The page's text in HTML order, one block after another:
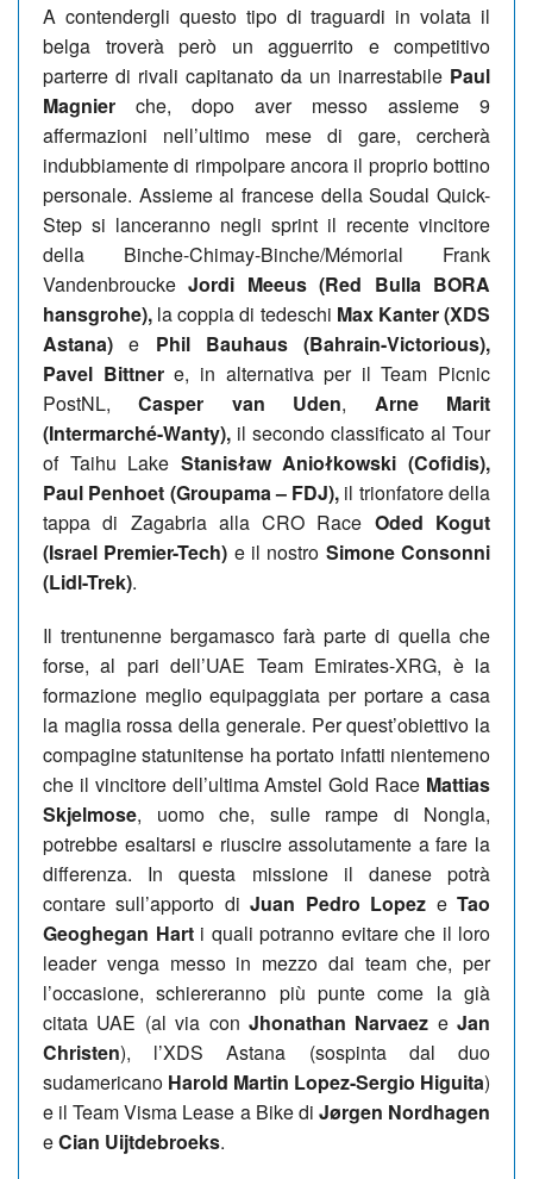
A contendergli questo tipo di traguardi in volata il
belga troverà però un agguerrito e competitivo
parterre di rivali capitanato da un inarrestabile Paul
Magnier che, dopo aver messo assieme 9
affermazioni nell’ultimo mese di gare, cercherà
indubbiamente di rimpolpare ancora il proprio bottino
personale. Assieme al francese della Soudal Quick-
Step si lanceranno negli sprint il recente vincitore
della Binche-Chimay-Binche/Mémorial Frank
VandenbrouckeJordi Meeus (Red Bulla BORA
hansgrohe), la coppia di tedeschi Max Kanter (XDS
Astana) e Phil Bauhaus (Bahrain-Victorious),
Pavel Bittnere, in alternativa per il Team Picnic
PostNL,Casper van Uden, Arne Marit
(Intermarché-Wanty), il secondo classificato al Tour
of Taihu Lake Stanisław Aniołkowski (Cofidis),
Paul Penhoet (Groupama – FDJ), il trionfatore della
tappa di Zagabria alla CRO Race Oded Kogut
(Israel Premier-Tech) e il nostro Simone Consonni
(Lidl-Trek).
Il trentunenne bergamasco farà parte di quella che
forse, al pari dell’UAE Team Emirates-XRG, è la
formazione meglio equipaggiata per portare a casa
la maglia rossa della generale. Per quest’obiettivo la
compagine statunitense ha portato infatti nientemeno
che il vincitore dell’ultima Amstel Gold Race Mattias
Skjelmose, uomo che, sulle rampe di Nongla,
potrebbe esaltarsi e riuscire assolutamente a fare la
differenza. In questa missione il danese potrà
contare sull’apporto diJuan Pedro Lopez eTao
Geoghegan Harti quali potranno evitare che il loro
leader venga messo in mezzo dai team che, per
l’occasione, schiereranno più punte come la già
citata UAE (al via con Jhonathan Narvaez e Jan
Christen), l’XDS Astana (sospinta dal duo
sudamericano Harold Martin Lopez-Sergio Higuita)
e il Team Visma Lease a Bike di Jørgen Nordhagen
eCian Uijtdebroeks.